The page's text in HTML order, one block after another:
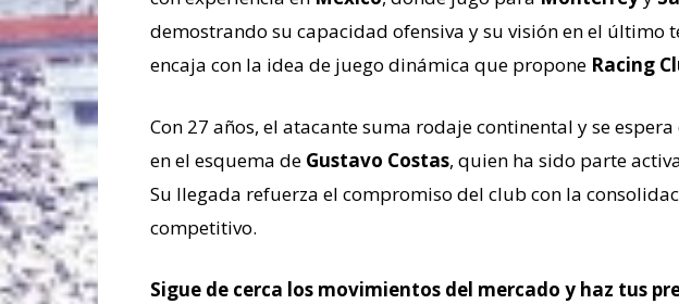
demostrando su capacidad ofensiva y su visión en el último
encaja con la idea de juego dinámica que propone Racing
Con 27 años, el atacante suma rodaje continental y se
en el esquema de Gustavo Costas, quien ha sido parte
Su llegada refuerza el compromiso del club con la
competitivo.
Sigue de cerca los movimientos del mercado y haz tus